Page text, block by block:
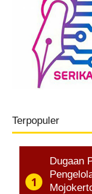
Terpopuler
Dugaan